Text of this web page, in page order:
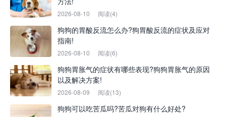
2026-08-10 阅读(4)
狗狗的胃酸反流怎么办?狗胃酸反流的症状及应对
指南!
2026-08-10 阅读(6)
狗狗胃胀气的症状有哪些表现?狗狗胃胀气的原因
以及解决方案!
2026-08-09 阅读(13)
狗狗可以吃苦瓜吗?苦瓜对狗有什么好处?